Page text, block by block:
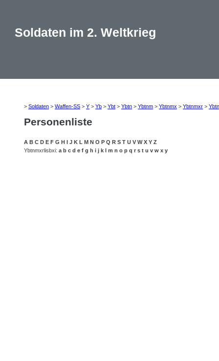
Soldaten im 2. Weltkrieg
> Soldaten > Waffen-SS > Y > Yb > Ybt > Ybtn > Ybtnm > Ybtnmx > Ybtnmxr >
Personenliste
A B C D E F G H I J K L M N O P Q R S T U V W X Y Z
Ybtnmxrlisbxi: a b c d e f g h i j k l m n o p q r s t u v w x y